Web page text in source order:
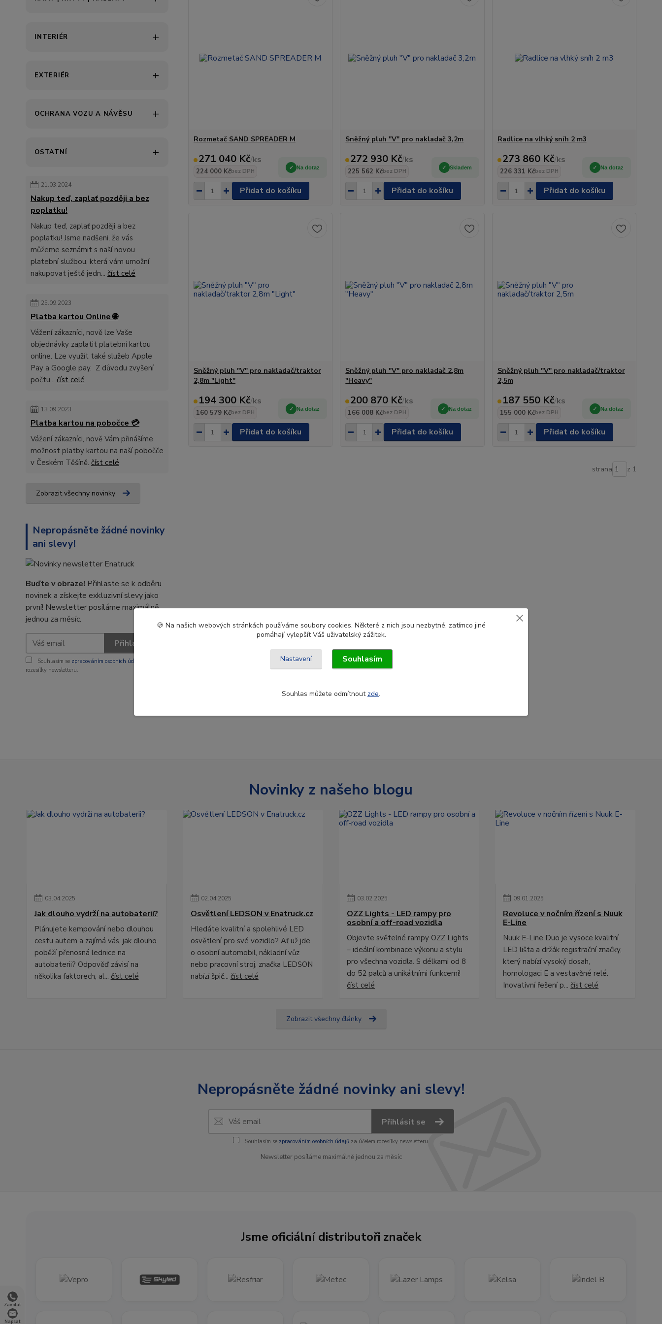
Zavolat
Napsat
INTERIÉR
EXTERIÉR
OCHRANA VOZU A NÁVĚSU
OSTATNÍ
21.03.2024
Nakup teď, zaplať později a bez
poplatku!
Nakup teď, zaplať později a bez
poplatku! Jsme nadšeni, že vás
můžeme seznámit s naší novou
platební službou, která vám umožní
nakupovat ještě jedn... číst celé
25.09.2023
Platba kartou Online 🌐
Vážení zákazníci, nově lze Vaše
objednávky zaplatit platební kartou
online. Lze využít také služeb Apple
Pay a Google pay. Z důvodu zvyšení
počtu... číst celé
13.09.2023
Platba kartou na pobočce 💳
Vážení zákazníci, nově Vám přinášíme
možnost platby kartou na naší pobočče
v Českém Těšíně. číst celé
Zobrazit všechny novinky
Nepropásněte žádné novinky
ani slevy!
Buďte v obraze! Přihlaste se k odběru
novinek a získejte exkluzivní slevy jako
první! Newsletter posíláme maximálně
jednou za měsíc.
Přihlásit se
Souhlasím se zpracováním osobních údajů
rozesílky newsletteru.
Rozmetač SAND SPREADER M
271 040 Kč/ks
224 000 Kčbez DPH
Na dotaz
Přidat do košíku
Sněžný pluh "V" pro nakladač 3,2m
272 930 Kč/ks
225 562 Kčbez DPH
Skladem
Přidat do košíku
Radlice na vlhký sníh 2 m3
273 860 Kč/ks
226 331 Kčbez DPH
Na dotaz
Přidat do košíku
Sněžný pluh "V" pro nakladač/traktor
2,8m "Light"
194 300 Kč/ks
160 579 Kčbez DPH
Na dotaz
Přidat do košíku
Sněžný pluh "V" pro nakladač 2,8m
"Heavy"
200 870 Kč/ks
166 008 Kčbez DPH
Na dotaz
Přidat do košíku
Sněžný pluh "V" pro nakladač/traktor
2,5m
187 550 Kč/ks
155 000 Kčbez DPH
Na dotaz
Přidat do košíku
strana z 1
Novinky z našeho blogu
03.04.2025
Jak dlouho vydrží na autobaterii?
Plánujete kempování nebo dlouhou
cestu autem a zajímá vás, jak dlouho
poběží přenosná lednice na
autobaterii? Odpověď závisí na
několika faktorech, al... číst celé
02.04.2025
Osvětlení LEDSON v Enatruck.cz
Hledáte kvalitní a spolehlivé LED
osvětlení pro své vozidlo? Ať už jde
o osobní automobil, nákladní vůz
nebo pracovní stroj, značka LEDSON
nabízí špič... číst celé
03.02.2025
OZZ Lights - LED rampy pro
osobní a off-road vozidla
Objevte světelné rampy OZZ Lights
– ideální kombinace výkonu a stylu
pro všechna vozidla. S délkami od 8
do 52 palců a unikátními funkcemi!
číst celé
09.01.2025
Revoluce v nočním řízení s Nuuk
E-Line
Nuuk E-Line Duo je vysoce kvalitní
LED lišta a držák registrační značky,
který nabízí vysoký dosah,
homologaci E a vestavěné relé.
Inovativní řešení p...číst celé
Zobrazit všechny články
Nepropásněte žádné novinky ani slevy!
Přihlásit se
Souhlasím se zpracováním osobních údajůza účelem rozesílky newsletteru.
Newsletter posíláme maximálně jednou za měsíc
Jsme oficiální distributoři značek
🍪 Na našich webových stránkách používáme soubory cookies. Některé z nich jsou nezbytné, zatímco jiné
pomáhají vylepšít Váš uživatelský zážitek.
Nastavení Souhlasím
Souhlas můžete odmítnout zde.